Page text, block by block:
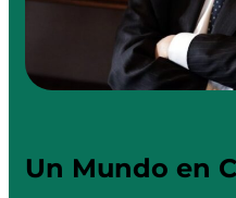
Un Mundo en